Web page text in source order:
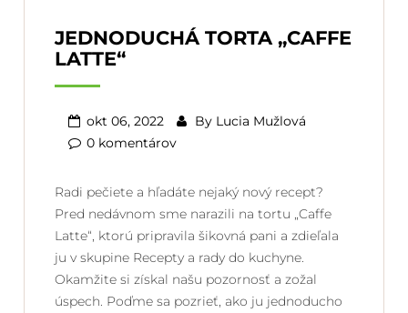
JEDNODUCHÁ TORTA „CAFFE
LATTE“
okt 06, 2022 By Lucia Mužlová
0 komentárov
Radi pečiete a hľadáte nejaký nový recept?
Pred nedávnom sme narazili na tortu „Caffe
Latte“, ktorú pripravila šikovná pani a zdieľala
ju v skupine Recepty a rady do kuchyne.
Okamžite si získal našu pozornosť a zožal
úspech. Poďme sa pozrieť, ako ju jednoducho